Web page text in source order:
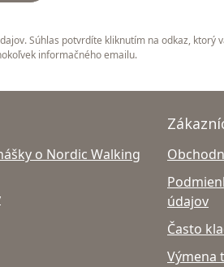
Súhlas potvrdíte kliknutím na odkaz, ktorý
informačného emailu.
o Nordic Walking
údajov
Často
Výmena